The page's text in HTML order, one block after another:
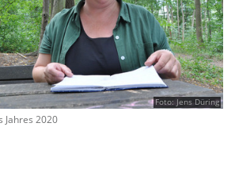
Foto: Jens Düring
Jahres 2020